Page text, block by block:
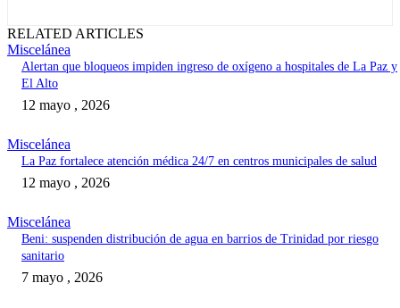
RELATED ARTICLES
Miscelánea
Alertan que bloqueos impiden ingreso de oxígeno a hospitales de La Paz y
El Alto
12 mayo , 2026
Miscelánea
La Paz fortalece atención médica 24/7 en centros municipales de salud
12 mayo , 2026
Miscelánea
Beni: suspenden distribución de agua en barrios de Trinidad por riesgo
sanitario
7 mayo , 2026